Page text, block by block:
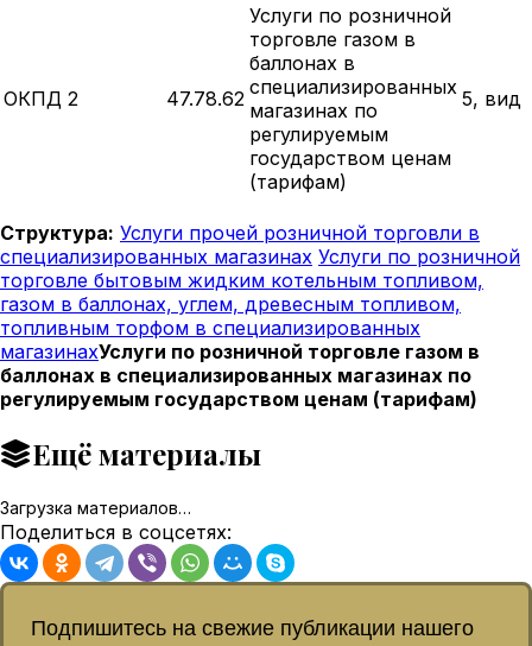
ОКПД 2 47.78.62
Услуги по розничной
торговле газом в
баллонах в
специализированных
магазинах по
регулируемым
государством ценам
(тарифам)
5, вид
Структура: Услуги прочей розничной торговли в
специализированных магазинах Услуги по розничной
торговле бытовым жидким котельным топливом,
газом в баллонах, углем, древесным топливом,
топливным торфом в специализированных
магазинахУслуги по розничной торговле газом в
баллонах в специализированных магазинах по
регулируемым государством ценам (тарифам)
Ещё материалы
Загрузка материалов…
Поделиться в соцсетях:
Подпишитесь на свежие публикации нашего